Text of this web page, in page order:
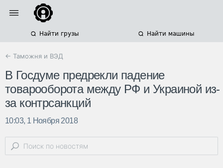
Найти грузы Найти машины
← Таможня и ВЭД
В Госдуме предрекли падение
товарооборота между РФ и Украиной из-
за контрсанкций
10:03, 1 Ноября 2018